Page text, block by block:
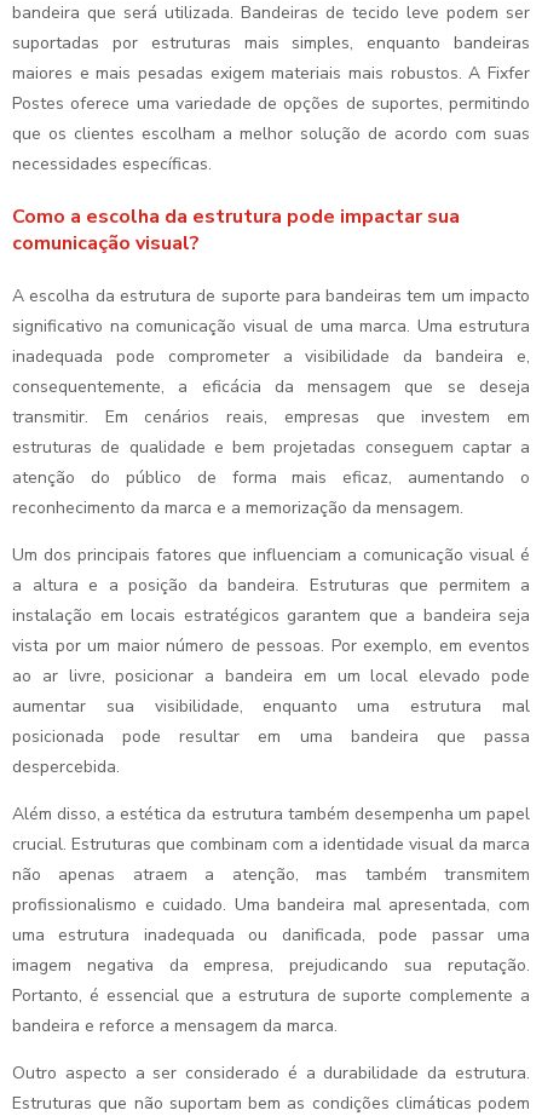
bandeira que será utilizada. Bandeiras de tecido leve podem ser
suportadas por estruturas mais simples, enquanto bandeiras
maiores e mais pesadas exigem materiais mais robustos. A Fixfer
Postes oferece uma variedade de opções de suportes, permitindo
que os clientes escolham a melhor solução de acordo com suas
necessidades específicas.
Como a escolha da estrutura pode impactar sua
comunicação visual?
A escolha da estrutura de suporte para bandeiras tem um impacto
significativo na comunicação visual de uma marca. Uma estrutura
inadequada pode comprometer a visibilidade da bandeira e,
consequentemente, a eficácia da mensagem que se deseja
transmitir. Em cenários reais, empresas que investem em
estruturas de qualidade e bem projetadas conseguem captar a
atenção do público de forma mais eficaz, aumentando o
reconhecimento da marca e a memorização da mensagem.
Um dos principais fatores que influenciam a comunicação visual é
a altura e a posição da bandeira. Estruturas que permitem a
instalação em locais estratégicos garantem que a bandeira seja
vista por um maior número de pessoas. Por exemplo, em eventos
ao ar livre, posicionar a bandeira em um local elevado pode
aumentar sua visibilidade, enquanto uma estrutura mal
posicionada pode resultar em uma bandeira que passa
despercebida.
Além disso, a estética da estrutura também desempenha um papel
crucial. Estruturas que combinam com a identidade visual da marca
não apenas atraem a atenção, mas também transmitem
profissionalismo e cuidado. Uma bandeira mal apresentada, com
uma estrutura inadequada ou danificada, pode passar uma
imagem negativa da empresa, prejudicando sua reputação.
Portanto, é essencial que a estrutura de suporte complemente a
bandeira e reforce a mensagem da marca.
Outro aspecto a ser considerado é a durabilidade da estrutura.
Estruturas que não suportam bem as condições climáticas podem